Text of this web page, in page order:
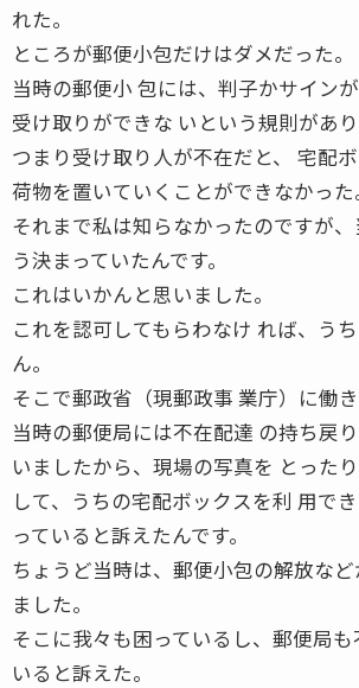
れた。
ところが郵便小包だけはダメだった。
当時の郵便小 包には、判子かサイン
受け取りができな いという規則があり
つまり受け取り人が不在だと、 宅配
荷物を置いていくことができなかった
それまで私は知らなかったのですが
う決まっていたんです。
これはいかんと思いました。
これを認可してもらわなけ れば、う
ん。
そこで郵政省（現郵政事 業庁）に働き
当時の郵便局には不在配達 の持ち戻
いましたから、現場の写真を とった
して、うちの宅配ボックスを利 用で
っていると訴えたんです。
ちょうど当時は、郵便小包の解放な
ました。
そこに我々も困っているし、郵便局
いると訴えた。